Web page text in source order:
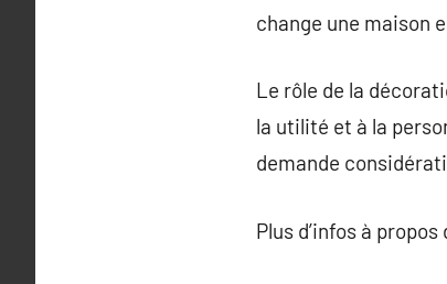
change une maison
Le rôle de la
la utilité et à la
demande
Plus d’infos à propos